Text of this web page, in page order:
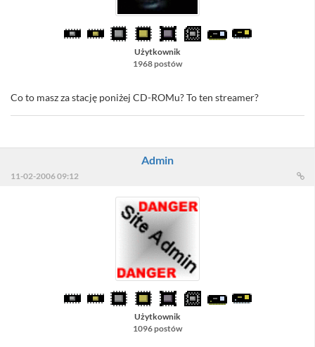
Użytkownik
1968 postów
Co to masz za stację poniżej CD-ROMu? To ten streamer?
Admin
11-02-2006 09:12
Użytkownik
1096 postów